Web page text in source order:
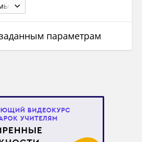
25. Класс Пресмыкающиеся, или Рептилии
параметрам